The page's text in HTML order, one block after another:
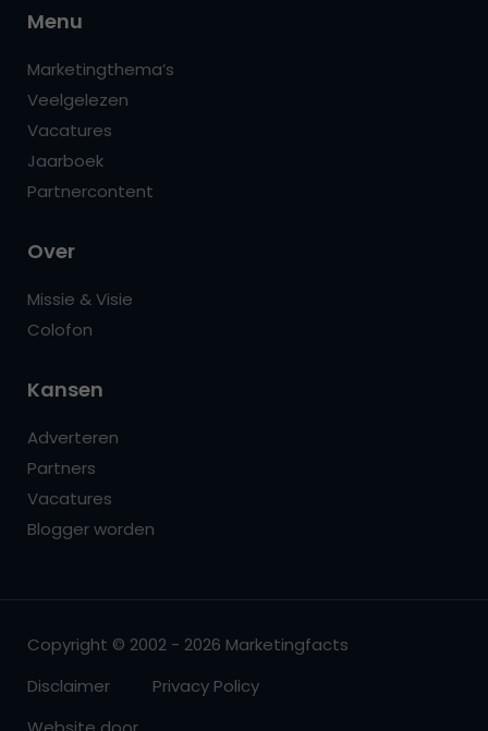
Menu
Marketingthema’s
Veelgelezen
Vacatures
Jaarboek
Partnercontent
Over
Missie & Visie
Colofon
Kansen
Adverteren
Partners
Vacatures
Blogger worden
Copyright © 2002 - 2026 Marketingfacts
Disclaimer
Privacy Policy